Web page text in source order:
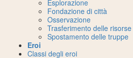
Esplorazione
Fondazione di città
Osservazione
Trasferimento delle risorse
Spostamento delle truppe
Eroi
Classi degli eroi